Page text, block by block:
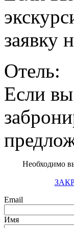
заявку
Отель:
Если вы
Необходимо
Email
Имя